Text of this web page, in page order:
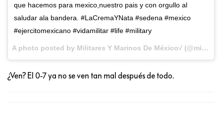
que hacemos para mexico,nuestro pais y con orgullo al
saludar ala bandera. #LaCremaYNata #sedena #mexico
#ejercitomexicano #vidamilitar #life #military
A photo posted by Militares Y Marinos De México√ (@militaresymarinosdemexico) on
¿Ven? El 0-7 ya no se ven tan mal después de todo.